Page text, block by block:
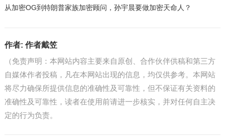
从加密OG到特朗普家族加密顾问，孙宇晨要做加密天命人？
作者: 作者戴笠
（免责声明：本网站内容主要来自原创、合作伙伴供稿和第三方
自媒体作者投稿，凡在本网站出现的信息，均仅供参考。本网站
将尽力确保所提供信息的准确性及可靠性，但不保证有关资料的
准确性及可靠性，读者在使用前请进一步核实，并对任何自主决
定的行为负责。